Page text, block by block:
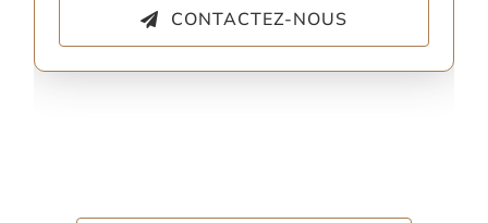
CONTACTEZ-NOUS